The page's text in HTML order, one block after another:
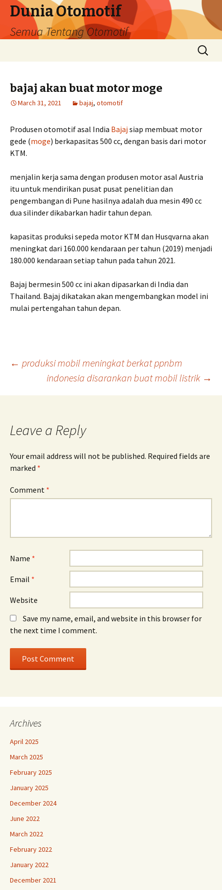
Dunia Otomotif
Semua Tentang Otomotif
Search
for:
bajaj akan buat motor moge
March 31, 2021 bajaj, otomotif
Produsen otomotif asal India Bajajsiap membuat motor
gede (moge) berkapasitas 500 cc, dengan basis dari motor
KTM.
menjalin kerja sama dengan produsen motor asal Austria
itu untuk mendirikan pusat pusat penelitian dan
pengembangan di Pune hasilnya adalah dua mesin 490 cc
dua silinder dikabarkan hadir tahun depan.
kapasitas produksi sepeda motor KTM dan Husqvarna akan
meningkat dari 160.000 kendaraan per tahun (2019) menjadi
180.000 kendaraan setiap tahun pada tahun 2021.
Bajaj bermesin 500 cc ini akan dipasarkan di India dan
Thailand. Bajaj dikatakan akan mengembangkan model ini
mulai pertengahan tahun depan.
Post
navigation
← produksi mobil meningkat berkat ppnbm
indonesia disarankan buat mobil listrik →
Leave a Reply
Your email address will not be published. Required fields are
marked *
Comment *
Name *
Email *
Website
Save my name, email, and website in this browser for
the next time I comment.
Archives
April 2025
March 2025
February 2025
January 2025
December 2024
June 2022
March 2022
February 2022
January 2022
December 2021